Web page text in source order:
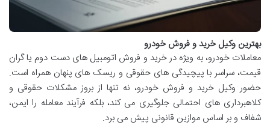
بهترین وکیل خرید و فروش خودرو
معاملات خودرو، به ویژه در خرید و فروش اتومبیل های دست دوم یا گران
قیمت، سراسر با پیچیدگی های حقوقی و ریسک های پنهان همراه است.
حضور وکیل خرید و فروش خودرو، نه تنها از بروز مشکلات حقوقی و
کلاهبرداری های احتمالی جلوگیری می کند، بلکه فرآیند معامله را ایمن،
شفاف و بر اساس موازین قانونی پیش می برد.